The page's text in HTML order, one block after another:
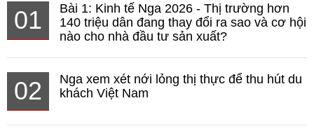
01
Bài 1: Kinh tế Nga 2026 - Thị trường hơn
140 triệu dân đang thay đổi ra sao và cơ hội
nào cho nhà đầu tư sản xuất?
02
Nga xem xét nới lỏng thị thực để thu hút du
khách Việt Nam